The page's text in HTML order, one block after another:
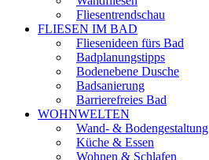
Fliesentrendschau
FLIESEN IM BAD
Fliesenideen fürs Bad
Badplanungstipps
Bodenebene Dusche
Badsanierung
Barrierefreies Bad
WOHNWELTEN
Wand- & Bodengestaltung
Küche & Essen
Wohnen & Schlafen